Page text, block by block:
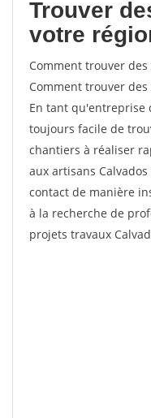
Trouver
votre
Comment trouver
Comment trouver
En tant qu'entreprise
toujours facile de
chantiers à réaliser
aux artisans
contact de manière
à la recherche de
projets travaux